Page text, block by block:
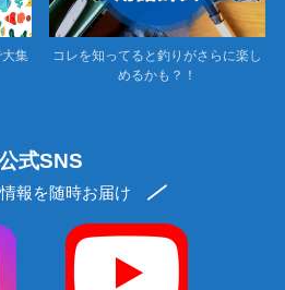
集
コレを知ってると釣りがさらに楽し
めるかも？！
式SNS
報を随時お届け